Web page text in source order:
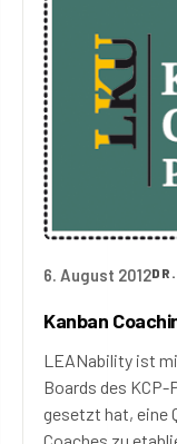
6. August 2012
Kanban
LEANability ist
Boards des KCP-
gesetzt hat, eine